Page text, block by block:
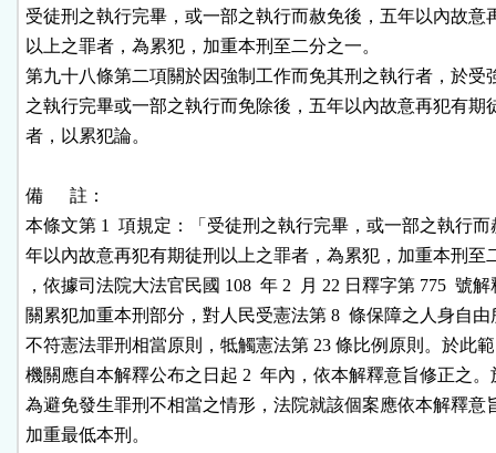
受徒刑之執行完畢，或一部之執行而赦免後，五年以內故意
以上之罪者，為累犯，加重本刑至二分之一。
第九十八條第二項關於因強制工作而免其刑之執行者，於受
之執行完畢或一部之執行而免除後，五年以內故意再犯有期
者，以累犯論。
備      註：
本條文第 1  項規定：「受徒刑之執行完畢，或一部之執行而
年以內故意再犯有期徒刑以上之罪者，為累犯，加重本刑至
，依據司法院大法官民國 108  年 2  月 22 日釋字第 775  號
關累犯加重本刑部分，對人民受憲法第 8  條保障之人身自由
不符憲法罪刑相當原則，牴觸憲法第 23 條比例原則。於此
機關應自本解釋公布之日起 2  年內，依本解釋意旨修正之。
為避免發生罪刑不相當之情形，法院就該個案應依本解釋意
加重最低本刑。